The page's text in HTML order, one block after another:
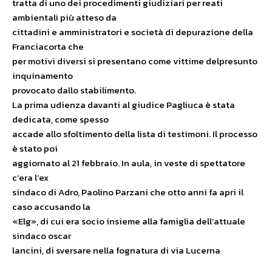
ambientali più atteso da
cittadini e amministratori e società di depurazione della
Franciacorta che
per motivi diversi si presentano come vittime delpresunto
inquinamento
provocato dallo stabilimento.
La prima udienza davanti al giudice Pagliuca è stata
dedicata, come spesso
accade allo sfoltimento della lista di testimoni. Il processo
è stato poi
aggiornato al 21 febbraio. In aula, in veste di spettatore
c’era l’ex
sindaco di Adro, Paolino Parzani che otto anni fa apri il
caso accusando la
«Elg», di cui era socio insieme alla famiglia dell’attuale
sindaco oscar
lancini, di sversare nella fognatura di via Lucerna